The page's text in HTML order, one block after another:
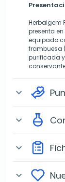
Herbalgem
presenta
equipado
frambuesa
purificada
expand_more
expand_more
expand_more
expand_more